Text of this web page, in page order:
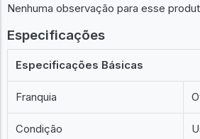
Nenhuma observação para esse
Especificações
Especificações Básicas
Franquia
Condição